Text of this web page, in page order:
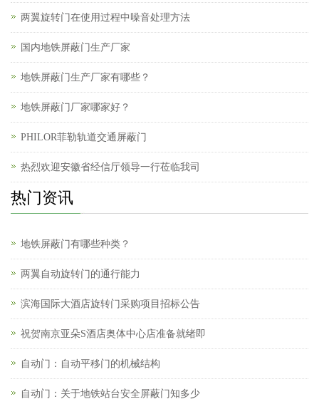
两翼旋转门在使用过程中噪音处理方法
国内地铁屏蔽门生产厂家
地铁屏蔽门生产厂家有哪些？
地铁屏蔽门厂家哪家好？
PHILOR菲勒轨道交通屏蔽门
热烈欢迎安徽省经信厅领导一行莅临我司
热门资讯
地铁屏蔽门有哪些种类？
两翼自动旋转门的通行能力
滨海国际大酒店旋转门采购项目招标公告
祝贺南京亚朵S酒店奥体中心店准备就绪即
自动门：自动平移门的机械结构
自动门：关于地铁站台安全屏蔽门知多少